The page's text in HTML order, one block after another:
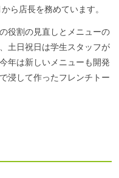
ら店長を務めています。
役割の見直しとメニューの
土日祝日は学生スタッフが
年は新しいメニューも開発
浸して作ったフレンチトー